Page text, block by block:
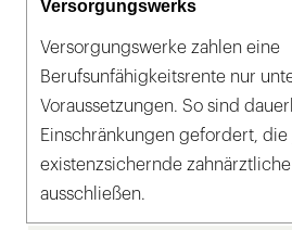
Versorgungswerks
Versorgungswerke zahlen eine
Berufsunfähigkeitsrente nur
Voraussetzungen. So sind
Einschränkungen gefordert,
existenzsichernde
ausschließen.